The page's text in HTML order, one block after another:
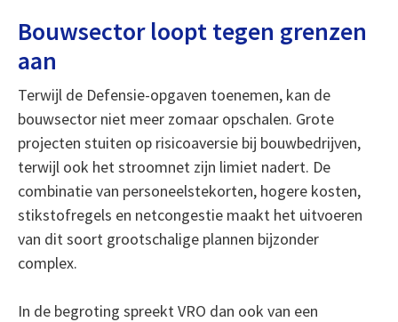
Bouwsector loopt tegen grenzen
aan
Terwijl de Defensie-opgaven toenemen, kan de
bouwsector niet meer zomaar opschalen. Grote
projecten stuiten op risicoaversie bij bouwbedrijven,
terwijl ook het stroomnet zijn limiet nadert. De
combinatie van personeelstekorten, hogere kosten,
stikstofregels en netcongestie maakt het uitvoeren
van dit soort grootschalige plannen bijzonder
complex.
In de begroting spreekt VRO dan ook van een